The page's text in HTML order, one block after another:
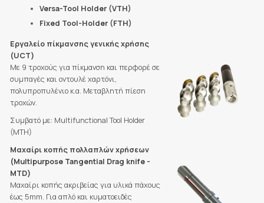
Versa-Tool Holder (VTH)
Fixed Tool-Holder (FTH)
Εργαλείο πίκμανσης γενικής χρήσης
(UCT)
Με 9 τροχούς για πίκμανση και περφορέ σε
συμπαγές και οντουλέ χαρτόνι,
πολυπροπυλένιο κ.α. Μεταβλητή πίεση
τροχών.
Συμβατό με: Multifunctional Tool Holder
(MTH)
Μαχαίρι κοπής πολλαπλών χρήσεων
(Multipurpose Tangential Drag knife -
MTD)
Μαχαίρι κοπής ακριβείας για υλικά πάχους
έως 5mm. Για απλό και κυματοειδές